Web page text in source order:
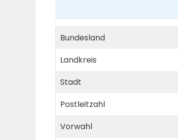
Bundesland
Landkreis
Stadt
Postleitzahl
Vorwahl